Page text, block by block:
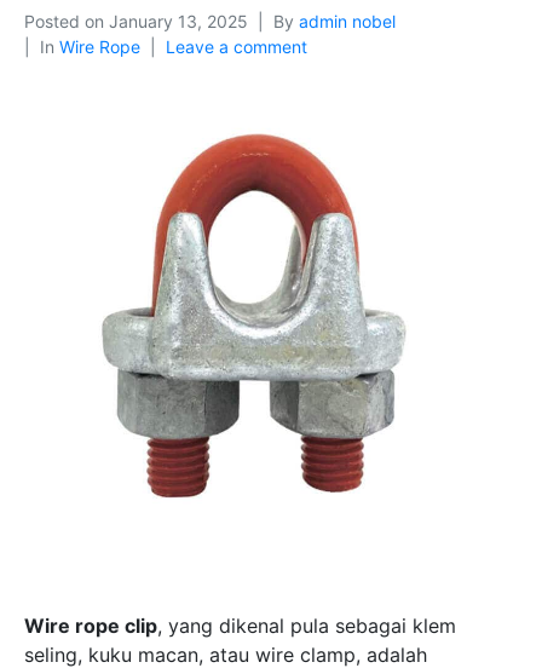
Posted on January 13, 2025 By admin nobel
In Wire Rope Leave a comment
Wire rope clip, yang dikenal pula sebagai klem
seling, kuku macan, atau wire clamp, adalah